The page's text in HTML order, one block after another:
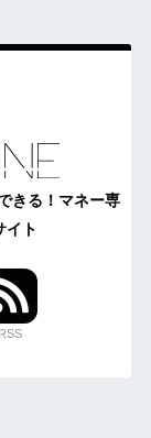
きる！マネー専
イト
RSS